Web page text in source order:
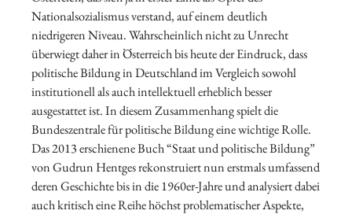
Nationalsozialismus verstand, auf einem deutlich
niedrigeren Niveau. Wahrscheinlich nicht zu Unrecht
überwiegt daher in Österreich bis heute der Eindruck, dass
politische Bildung in Deutschland im Vergleich sowohl
institutionell als auch intellektuell erheblich besser
ausgestattet ist. In diesem Zusammenhang spielt die
Bundeszentrale für politische Bildung eine wichtige Rolle.
Das 2013 erschienene Buch “Staat und politische Bildung”
von Gudrun Hentges rekonstruiert nun erstmals umfassend
deren Geschichte bis in die 1960er-Jahre und analysiert dabei
auch kritisch eine Reihe höchst problematischer Aspekte,